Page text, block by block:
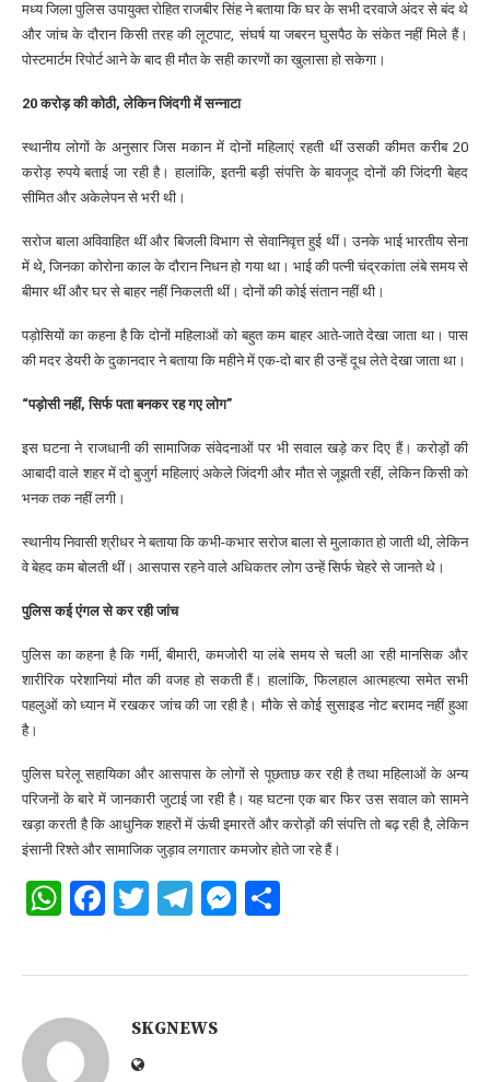
मध्य जिला पुलिस उपायुक्त रोहित राजबीर सिंह ने बताया कि घर के सभी दरवाजे अंदर से बंद थे
और जांच के दौरान किसी तरह की लूटपाट, संघर्ष या जबरन घुसपैठ के संकेत नहीं मिले हैं।
पोस्टमार्टम रिपोर्ट आने के बाद ही मौत के सही कारणों का खुलासा हो सकेगा।
20 करोड़ की कोठी, लेकिन जिंदगी में सन्नाटा
स्थानीय लोगों के अनुसार जिस मकान में दोनों महिलाएं रहती थीं उसकी कीमत करीब 20
करोड़ रुपये बताई जा रही है। हालांकि, इतनी बड़ी संपत्ति के बावजूद दोनों की जिंदगी बेहद
सीमित और अकेलेपन से भरी थी।
सरोज बाला अविवाहित थीं और बिजली विभाग से सेवानिवृत्त हुई थीं। उनके भाई भारतीय सेना
में थे, जिनका कोरोना काल के दौरान निधन हो गया था। भाई की पत्नी चंद्रकांता लंबे समय से
बीमार थीं और घर से बाहर नहीं निकलती थीं। दोनों की कोई संतान नहीं थी।
पड़ोसियों का कहना है कि दोनों महिलाओं को बहुत कम बाहर आते-जाते देखा जाता था। पास
की मदर डेयरी के दुकानदार ने बताया कि महीने में एक-दो बार ही उन्हें दूध लेते देखा जाता था।
“पड़ोसी नहीं, सिर्फ पता बनकर रह गए लोग”
इस घटना ने राजधानी की सामाजिक संवेदनाओं पर भी सवाल खड़े कर दिए हैं। करोड़ों की
आबादी वाले शहर में दो बुजुर्ग महिलाएं अकेले जिंदगी और मौत से जूझती रहीं, लेकिन किसी को
भनक तक नहीं लगी।
स्थानीय निवासी श्रीधर ने बताया कि कभी-कभार सरोज बाला से मुलाकात हो जाती थी, लेकिन
वे बेहद कम बोलती थीं। आसपास रहने वाले अधिकतर लोग उन्हें सिर्फ चेहरे से जानते थे।
पुलिस कई एंगल से कर रही जांच
पुलिस का कहना है कि गर्मी, बीमारी, कमजोरी या लंबे समय से चली आ रही मानसिक और
शारीरिक परेशानियां मौत की वजह हो सकती हैं। हालांकि, फिलहाल आत्महत्या समेत सभी
पहलुओं को ध्यान में रखकर जांच की जा रही है। मौके से कोई सुसाइड नोट बरामद नहीं हुआ
है।
पुलिस घरेलू सहायिका और आसपास के लोगों से पूछताछ कर रही है तथा महिलाओं के अन्य
परिजनों के बारे में जानकारी जुटाई जा रही है। यह घटना एक बार फिर उस सवाल को सामने
खड़ा करती है कि आधुनिक शहरों में ऊंची इमारतें और करोड़ों की संपत्ति तो बढ़ रही है, लेकिन
इंसानी रिश्ते और सामाजिक जुड़ाव लगातार कमजोर होते जा रहे हैं।
WhatsApp
Facebook
Twitter
Telegram
Messenger
SKGNEWS